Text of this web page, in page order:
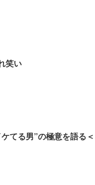
笑い
てる男”の極意を語る＜